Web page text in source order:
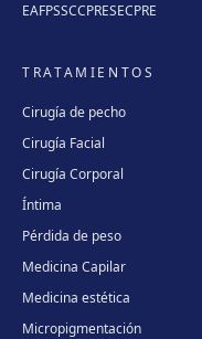
EAFPSSCCPRESECPRE
TRATAMIENTOS
Cirugía de pecho
Cirugía Facial
Cirugía Corporal
Íntima
Pérdida de peso
Medicina Capilar
Medicina estética
Micropigmentación